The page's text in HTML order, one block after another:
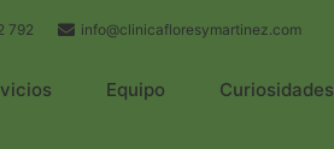
792 info@clinicafloresymartinez.com
Equipo Curiosidades